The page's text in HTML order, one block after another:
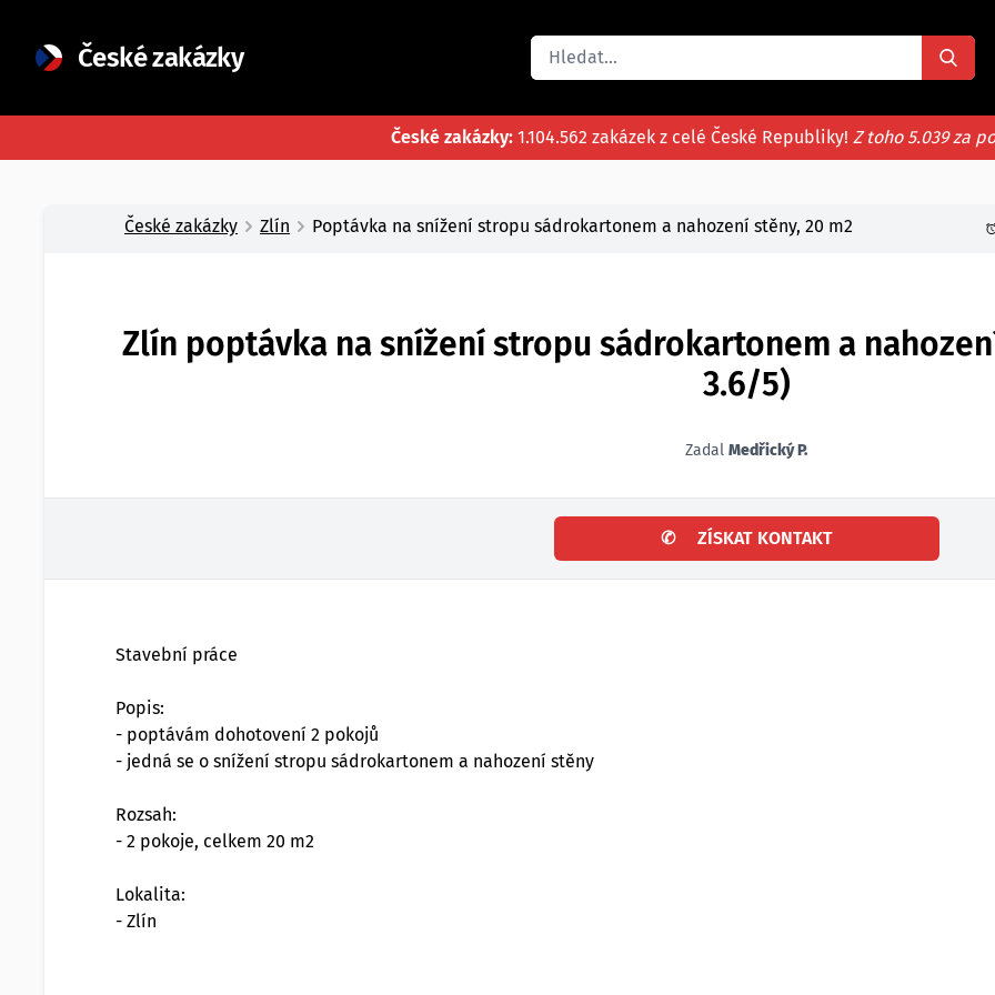
České zakázky
České zakázky: 1.104.562 zakázek z celé České Republiky! Z toho 5.039 za
České zakázky Zlín Poptávka na snížení stropu sádrokartonem a nahození stěny, 20 m2
Zlín poptávka na snížení stropu sádrokartonem a
3.6/5)
Zadal Medřický P.
✆ ZÍSKAT KONTAKT
Stavební práce
Popis:
- poptávám dohotovení 2 pokojů
- jedná se o snížení stropu sádrokartonem a nahození stěny
Rozsah:
- 2 pokoje, celkem 20 m2
Lokalita:
- Zlín